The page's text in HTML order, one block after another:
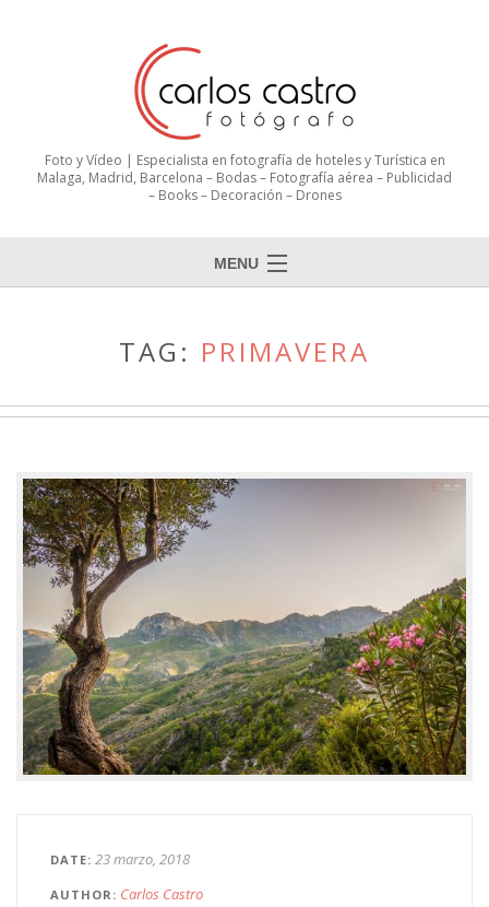
Foto y Vídeo | Especialista en fotografía de hoteles y Turística en
Malaga, Madrid, Barcelona – Bodas – Fotografía aérea – Publicidad
– Books – Decoración – Drones
MENU
TAG: PRIMAVERA
DATE 23 marzo, 2018
AUTHOR Carlos Castro